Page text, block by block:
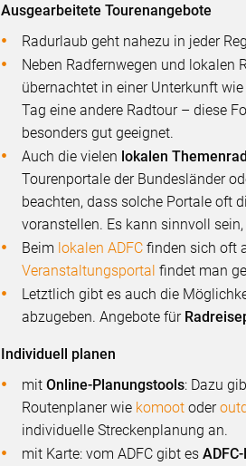
Ausgearbeitete Tourenangebote
Radurlaub geht nahezu in jeder
Neben Radfernwegen und lokalen
übernachtet in einer Unterkunft
Tag eine andere Radtour – diese
besonders gut geeignet.
Auch die vielen lokalen
Tourenportale der Bundesländer
beachten, dass solche Portale oft
voranstellen. Es kann sinnvoll
Beim lokalen ADFC finden sich oft
Veranstaltungsportal findet man
Letztlich gibt es auch die
abzugeben. Angebote für
Individuell planen
mitOnline-Planungstools: Dazu
Routenplaner wie komoot oder
individuelle Streckenplanung an.
mit Karte: vom ADFC gibt es